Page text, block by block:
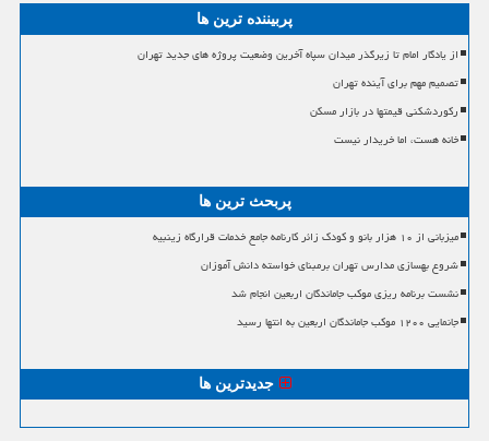
پربیننده ترین ها
از یادگار امام تا زیرگذر میدان سپاه آخرین وضعیت پروژه های جدید تهران
تصمیم مهم برای آینده تهران
رکوردشکنی قیمتها در بازار مسکن
خانه هست، اما خریدار نیست
پربحث ترین ها
میزبانی از ۱۰ هزار بانو و کودک زائر کارنامه جامع خدمات قرارگاه زینبیه
شروع بهسازی مدارس تهران برمبنای خواسته دانش آموزان
نشست برنامه ریزی موکب جاماندگان اربعین انجام شد
جانمایی ۱۲۰۰ موکب جاماندگان اربعین به انتها رسید
جدیدترین ها